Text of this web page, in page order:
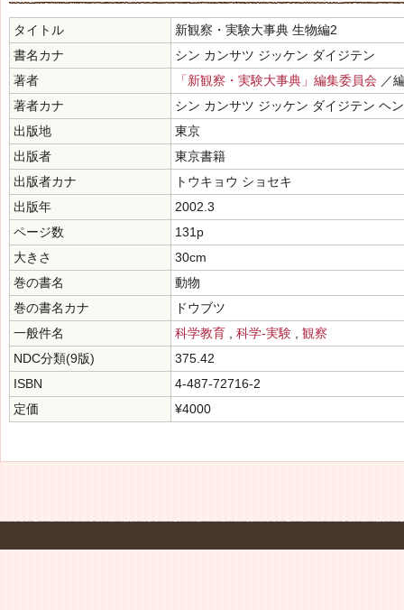
タイトル
新観察・実験大事典 生物編2
書名カナ
シン カンサツ ジッケン ダイジテン
著者
「新観察・実験大事典」編集委員会 ／
著者カナ
シン カンサツ ジッケン ダイジテン ヘ
出版地
東京
出版者
東京書籍
出版者カナ
トウキョウ ショセキ
出版年
2002.3
ページ数
131p
大きさ
30cm
巻の書名
動物
巻の書名カナ
ドウブツ
一般件名
科学教育 科学-実験
観察
NDC分類(9版)
375.42
ISBN
4-487-72716-2
定価
¥4000